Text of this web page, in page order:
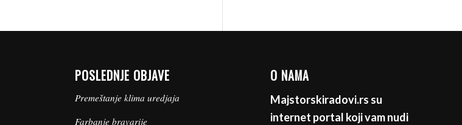
POSLEDNJE OBJAVE
Premeštanje klima uredjaja
Farbanje bravarije
O NAMA
Majstorskiradovi.rs su
internet portal koji vam nudi